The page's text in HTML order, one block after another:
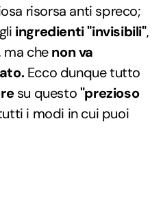
risorsa anti spreco;
ingredienti "invisibili",
chenon va
Ecco dunque tutto
su questo"prezioso
i modi in cui puoi